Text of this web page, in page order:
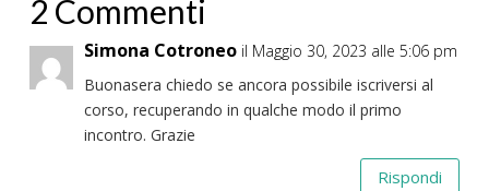
2 Commenti
Simona Cotroneo il Maggio 30, 2023 alle 5:06 pm
Buonasera chiedo se ancora possibile iscriversi al
corso, recuperando in qualche modo il primo
incontro. Grazie
Rispondi